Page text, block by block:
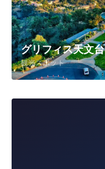
グリフィス天文台
観光スポット